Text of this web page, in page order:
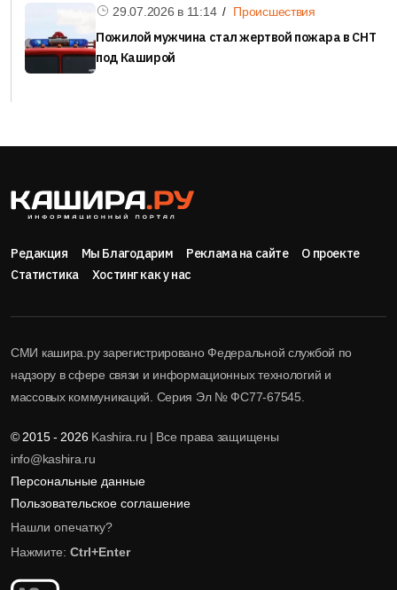
29.07.2026 в 11:14 Происшествия
Пожилой мужчина стал жертвой пожара в СНТ
под Каширой
Редакция Мы Благодарим Реклама на сайте
О проекте
Статистика
Хостинг как у нас
СМИ кашира.ру зарегистрировано Федеральной службой по
надзору в сфере связи и информационных технологий и
массовых коммуникаций. Серия Эл № ФС77-67545.
© 2015 - 2026Kashira.ru | Все права защищены
info@kashira.ru
Персональные данные
Пользовательское соглашение
Нашли опечатку?
Нажмите: Ctrl+Enter